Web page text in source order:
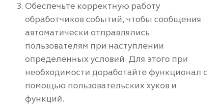
Обеспечьте корректную работу
обработчиков событий, чтобы сообщения
автоматически отправлялись
пользователям при наступлении
определенных условий. Для этого при
необходимости доработайте функционал с
помощью пользовательских хуков и
функций.